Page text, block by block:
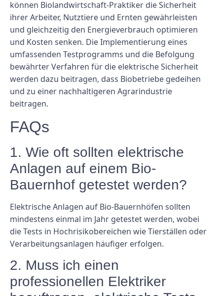
können Biolandwirtschaft-Praktiker die Sicherheit
ihrer Arbeiter, Nutztiere und Ernten gewährleisten
und gleichzeitig den Energieverbrauch optimieren
und Kosten senken. Die Implementierung eines
umfassenden Testprogramms und die Befolgung
bewährter Verfahren für die elektrische Sicherheit
werden dazu beitragen, dass Biobetriebe gedeihen
und zu einer nachhaltigeren Agrarindustrie
beitragen.
FAQs
1. Wie oft sollten elektrische
Anlagen auf einem Bio-
Bauernhof getestet werden?
Elektrische Anlagen auf Bio-Bauernhöfen sollten
mindestens einmal im Jahr getestet werden, wobei
die Tests in Hochrisikobereichen wie Tierställen oder
Verarbeitungsanlagen häufiger erfolgen.
2. Muss ich einen
professionellen Elektriker